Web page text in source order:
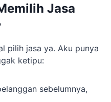
Jasa
pilih jasa ya. Aku punya
ketipu:
sebelumnya,